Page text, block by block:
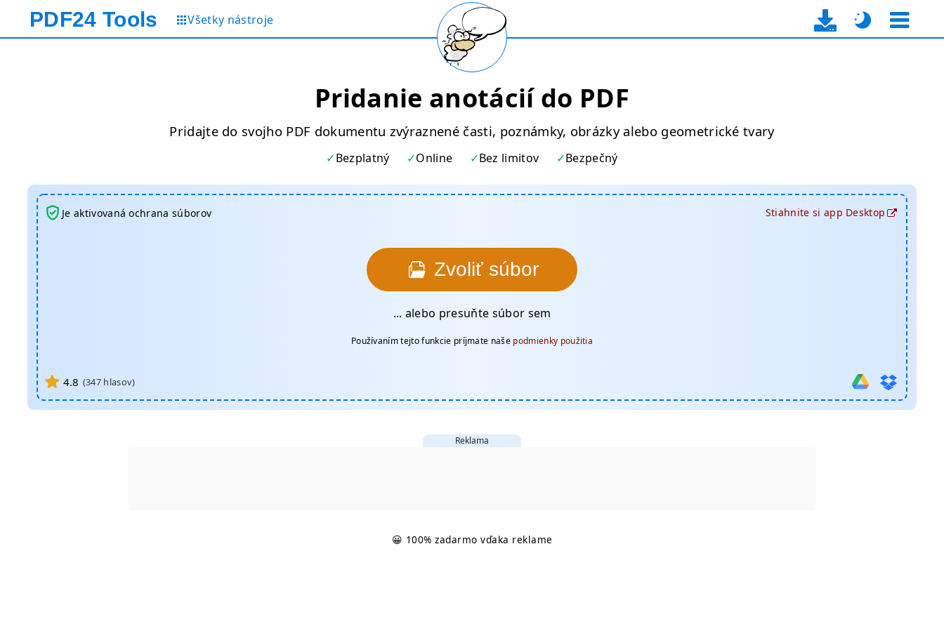
PDF24 Tools Všetky nástroje
Pridanie anotácií do PDF
Pridajte do svojho PDF dokumentu zvýraznené časti, poznámky, obrázky alebo geometrické tvary
Bezplatný Online Bez limitov Bezpečný
Zvoliť súbor
... alebo presuňte súbor sem
Používaním tejto funkcie príjmate naše podmienky použitia
4.8 (347 hlasov)
Stiahnite si app Desktop
Je aktivovaná ochrana súborov
Reklama
😀 100% zadarmo vďaka reklame